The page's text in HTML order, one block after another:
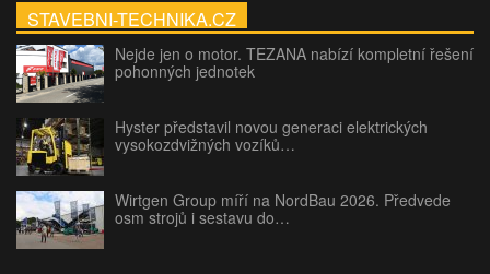
STAVEBNI-TECHNIKA.CZ
Nejde jen o motor. TEZANA nabízí kompletní řešení
pohonných jednotek
Hyster představil novou generaci elektrických
vysokozdvižných vozíků…
Wirtgen Group míří na NordBau 2026. Předvede
osm strojů i sestavu do…